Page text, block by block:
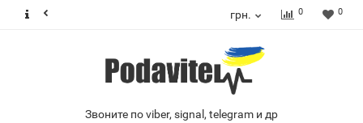
грн. 0 0
Звоните по viber, signal, telegram и др